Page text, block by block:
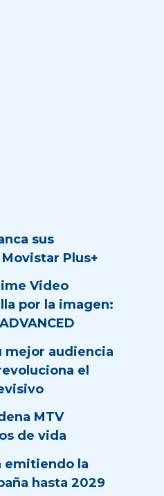
sus
Plus+
Video
por la imagen:
mejor audiencia
el
MTV
de vida
emitiendo la
hasta 2029